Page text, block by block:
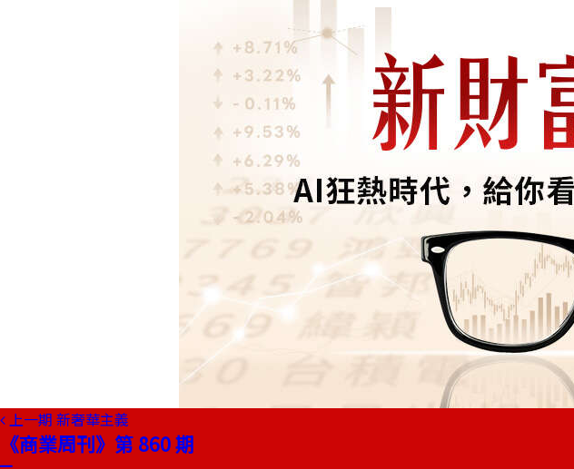
上一期 新奢華主義
《商業周刊》第 860 期